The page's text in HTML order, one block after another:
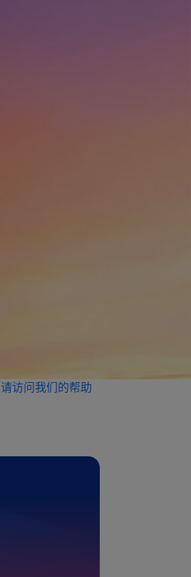
请访问我们的帮助